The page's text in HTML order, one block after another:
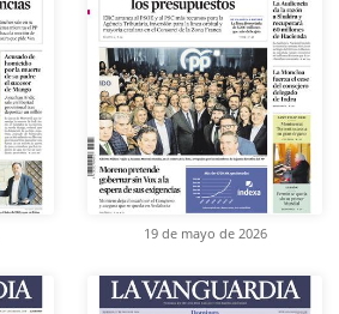
19 de mayo de 2026